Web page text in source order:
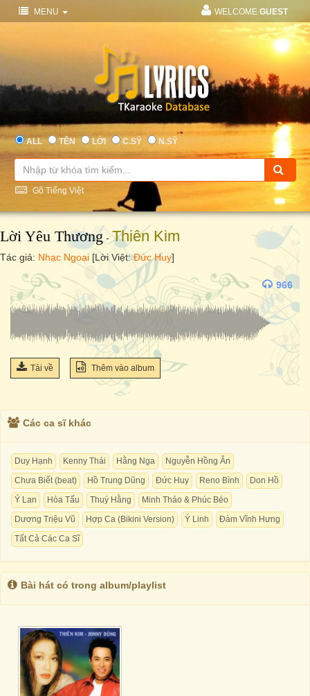
MENU WELCOME GUEST
ALL TÊN LỜI C.SỸ N.SỸ
Gõ Tiếng Việt
Lời Yêu Thương -Thiên Kim
Tác giả: Nhạc Ngoại [Lời Việt:Đức Huy]
966
Tải về Thêm vào album
Các ca sĩ khác
Duy Hạnh Kenny Thái Hằng Nga
Nguyễn Hồng Ân
Chưa Biết (beat)
Hồ Trung Dũng Đức Huy Reno Bình
Don Hồ
Ý Lan
Hòa Tấu Thuý Hằng
Minh Thảo & Phúc Béo
Dương Triệu Vũ
Hợp Ca (Bikini Version) Ý Linh
Đàm Vĩnh Hưng
Tất Cả Các Ca Sĩ
Bài hát có trong album/playlist